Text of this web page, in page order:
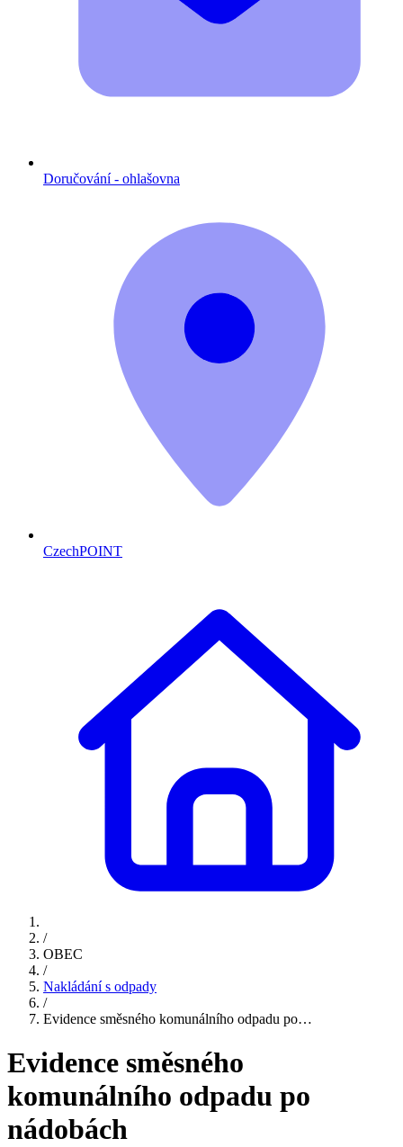
Doručování - ohlašovna
CzechPOINT
/
OBEC
/
Nakládání s odpady
/
Evidence směsného komunálního odpadu po…
Evidence směsného
komunálního odpadu po
nádobách